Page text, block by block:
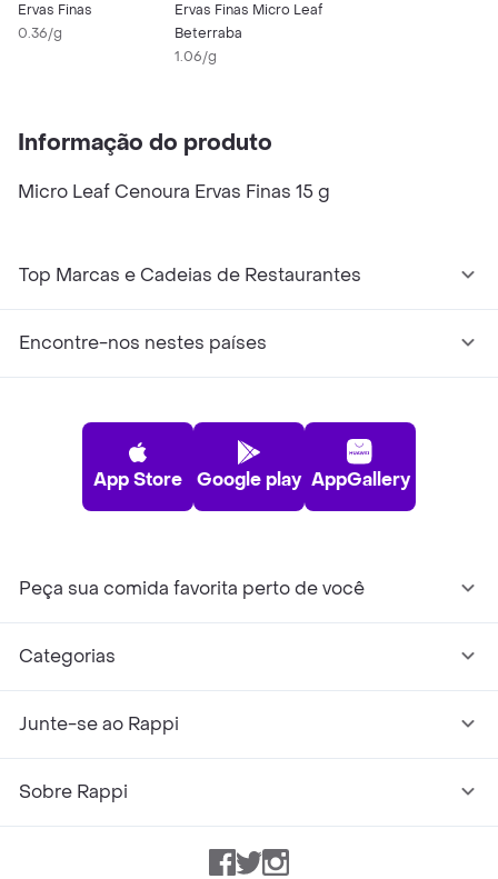
Ervas Finas
0.36/g
Ervas Finas Micro Leaf
Beterraba
1.06/g
Informação do produto
Micro Leaf Cenoura Ervas Finas 15 g
Top Marcas e Cadeias de Restaurantes
Encontre-nos nestes países
App Store Google play AppGallery
Peça sua comida favorita perto de você
Categorias
Junte-se ao Rappi
Sobre Rappi
Facebook
TwitterInstagram